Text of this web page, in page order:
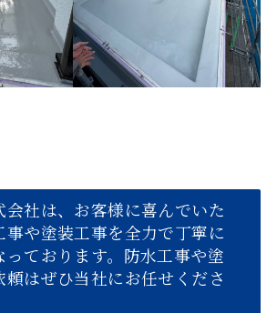
会社は、お客様に喜んでいた
事や塗装工事を全力で丁寧に
っております。防水工事や塗
はぜひ当社にお任せくださ